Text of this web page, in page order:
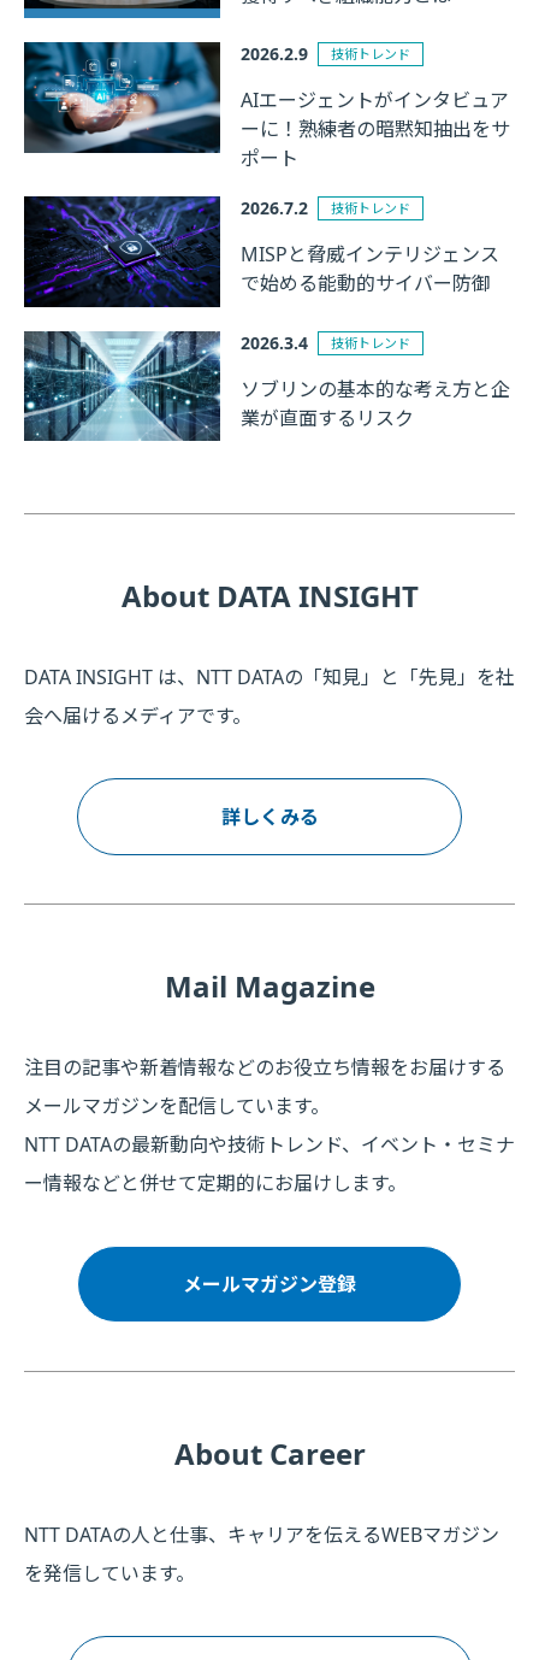
2026.2.9 技術トレンド
AIエージェントがインタビュア
ーに！熟練者の暗黙知抽出をサ
ポート
2026.7.2 技術トレンド
MISPと脅威インテリジェンス
で始める能動的サイバー防御
2026.3.4 技術トレンド
ソブリンの基本的な考え方と企
業が直面するリスク
About DATA INSIGHT
DATA INSIGHT は、NTT DATAの「知見」と「先見」を社
会へ届けるメディアです。
詳しくみる
Mail Magazine
注目の記事や新着情報などのお役立ち情報をお届けする
メールマガジンを配信しています。
NTT DATAの最新動向や技術トレンド、イベント・セミナ
ー情報などと併せて定期的にお届けします。
メールマガジン登録
About Career
NTT DATAの人と仕事、キャリアを伝えるWEBマガジン
を発信しています。